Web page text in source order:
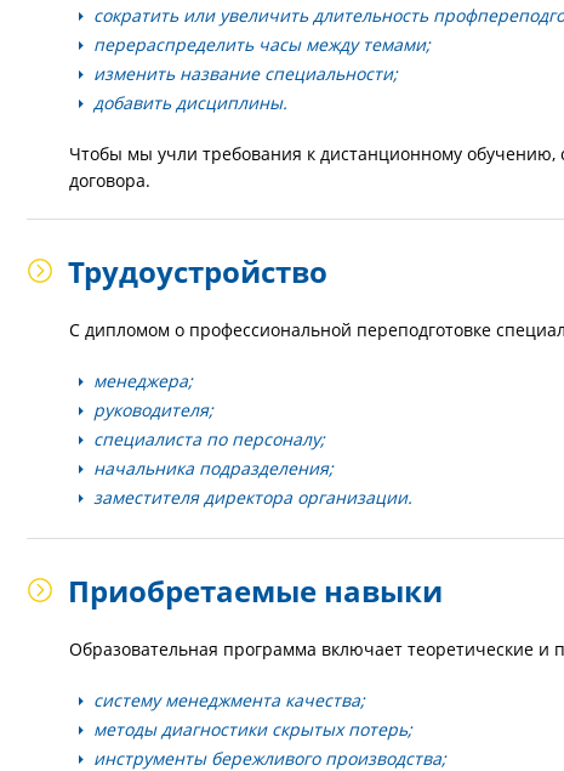
сократить или увеличить длительность
перераспределить часы между темами;
изменить название специальности;
добавить дисциплины.
Чтобы мы учли требования к дистанционному обучению,
договора.
Трудоустройство
С дипломом о профессиональной переподготовке
менеджера;
руководителя;
специалиста по персоналу;
начальника подразделения;
заместителя директора организации.
Приобретаемые навыки
Образовательная программа включает теоретические
систему менеджмента качества;
методы диагностики скрытых потерь;
инструменты бережливого производства;